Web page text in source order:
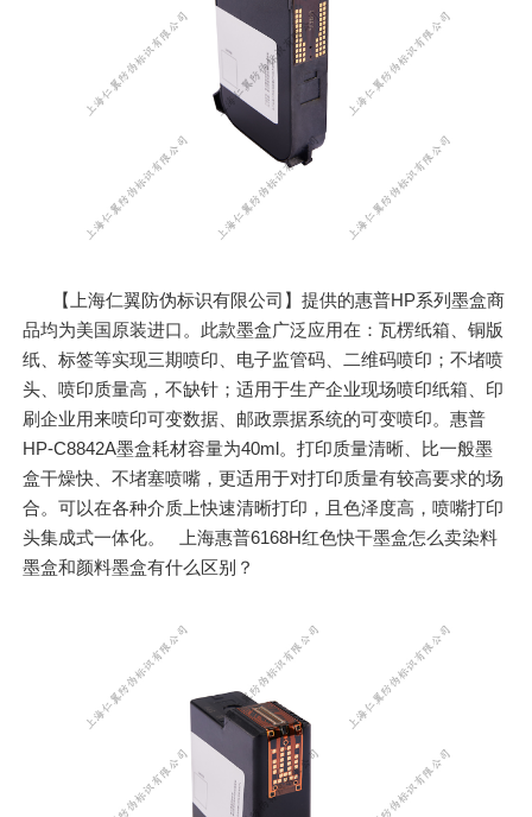
【上海仁翼防伪标识有限公司】提供的惠普HP系列墨盒商
品均为美国原装进口。此款墨盒广泛应用在：瓦楞纸箱、铜版
纸、标签等实现三期喷印、电子监管码、二维码喷印；不堵喷
头、喷印质量高，不缺针；适用于生产企业现场喷印纸箱、印
刷企业用来喷印可变数据、邮政票据系统的可变喷印。惠普
HP-C8842A墨盒耗材容量为40ml。打印质量清晰、比一般墨
盒干燥快、不堵塞喷嘴，更适用于对打印质量有较高要求的场
合。可以在各种介质上快速清晰打印，且色泽度高，喷嘴打印
头集成式一体化。 上海惠普6168H红色快干墨盒怎么卖染料
墨盒和颜料墨盒有什么区别？